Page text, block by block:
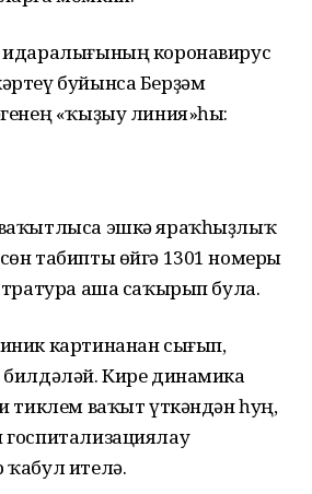
идаралығының коронавирус
буйынса Берҙәм
«ҡыҙыу линия»һы:
эшкә яраҡһыҙлыҡ
табипты өйгә 1301 номеры
аша саҡырып була.
картинанан сығып,
Кире динамика
тиклем ваҡыт үткәндән һуң,
ителә.